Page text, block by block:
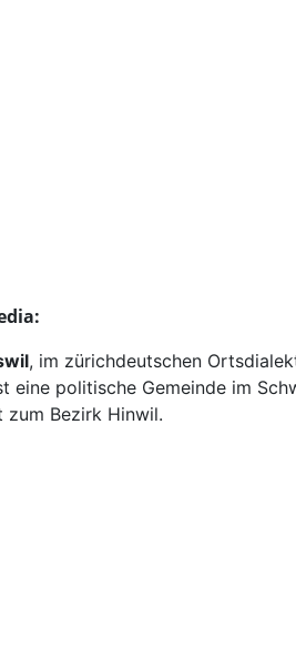
, im zürichdeutschen
eine politische Gemeinde im
zum Bezirk Hinwil.